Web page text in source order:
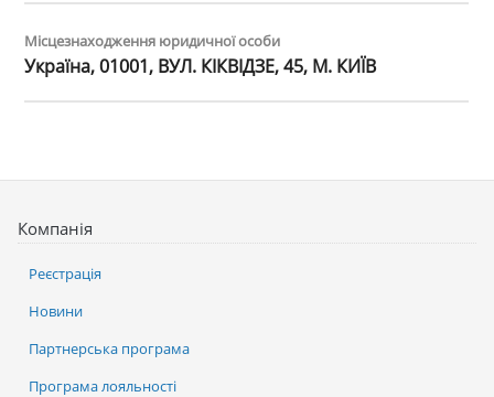
Місцезнаходження юридичної особи
Україна, 01001, ВУЛ. КІКВІДЗЕ, 45, М. КИЇВ
Компанія
Реєстрація
Новини
Партнерська програма
Програма лояльності